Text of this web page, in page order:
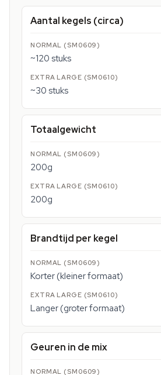
Aantal kegels (circa)
~120 stuks
~30 stuks
Totaalgewicht
200g
200g
Brandtijd per kegel
Korter (kleiner formaat)
Langer (groter formaat)
Geuren in de mix